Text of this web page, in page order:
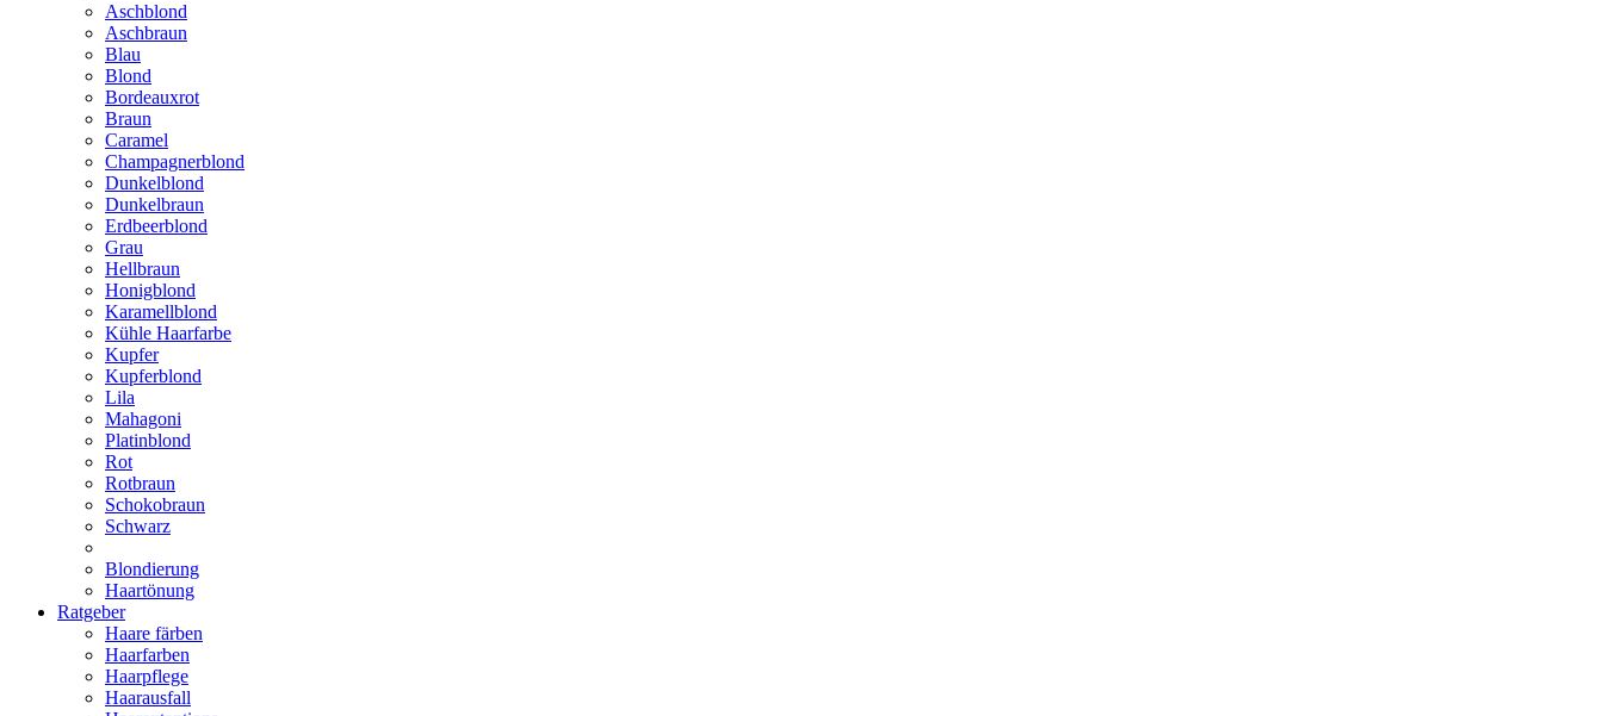
Aschblond
Aschbraun
Blau
Blond
Bordeauxrot
Braun
Caramel
Champagnerblond
Dunkelblond
Dunkelbraun
Erdbeerblond
Grau
Hellbraun
Honigblond
Karamellblond
Kühle Haarfarbe
Kupfer
Kupferblond
Lila
Mahagoni
Platinblond
Rot
Rotbraun
Schokobraun
Schwarz
Blondierung
Haartönung
Ratgeber
Haare färben
Haarfarben
Haarpflege
Haarausfall